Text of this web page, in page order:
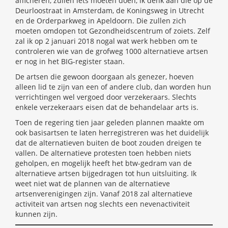
Deurloostraat in Amsterdam, de Koningsweg in Utrecht
en de Orderparkweg in Apeldoorn. Die zullen zich
moeten omdopen tot Gezondheidscentrum of zoiets. Zelf
zal ik op 2 januari 2018 nogal wat werk hebben om te
controleren wie van de grofweg 1000 alternatieve artsen
er nog in het BIG-register staan.
De artsen die gewoon doorgaan als genezer, hoeven
alleen lid te zijn van een of andere club, dan worden hun
verrichtingen wel vergoed door verzekeraars. Slechts
enkele verzekeraars eisen dat de behandelaar arts is.
Toen de regering tien jaar geleden plannen maakte om
ook basisartsen te laten herregistreren was het duidelijk
dat de alternatieven buiten de boot zouden dreigen te
vallen. De alternatieve protesten toen hebben niets
geholpen, en mogelijk heeft het btw-gedram van de
alternatieve artsen bijgedragen tot hun uitsluiting. Ik
weet niet wat de plannen van de alternatieve
artsenverenigingen zijn. Vanaf 2018 zal alternatieve
activiteit van artsen nog slechts een nevenactiviteit
kunnen zijn.